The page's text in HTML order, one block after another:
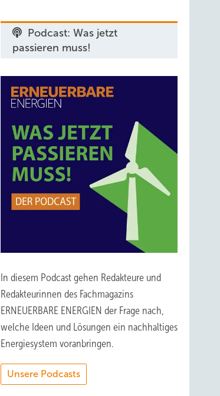
Podcast: Was jetzt
passieren muss!
In diesem Podcast gehen Redakteure und
Redakteurinnen des Fachmagazins
ERNEUERBARE ENERGIEN der Frage nach,
welche Ideen und Lösungen ein nachhaltiges
Energiesystem voranbringen.
Unsere Podcasts